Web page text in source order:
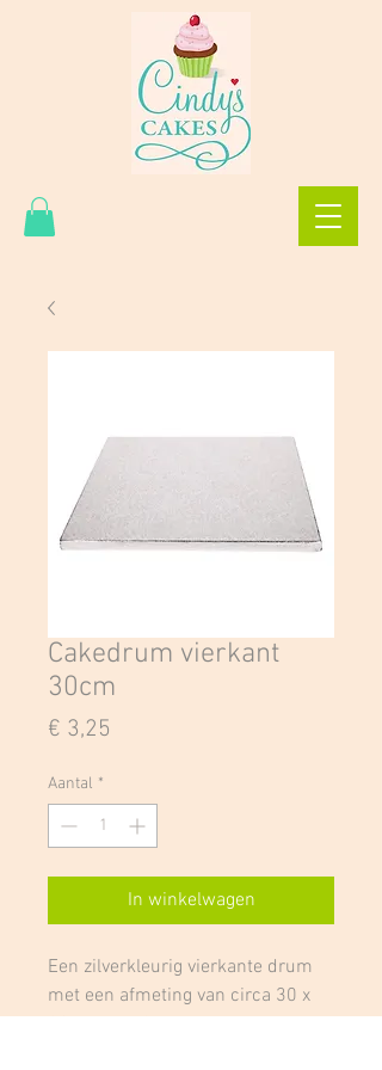
Cakedrum vierkant
30cm
€ 3,25
Aantal *
In winkelwagen
Een zilverkleurig vierkante drum
met een afmeting van circa 30 x